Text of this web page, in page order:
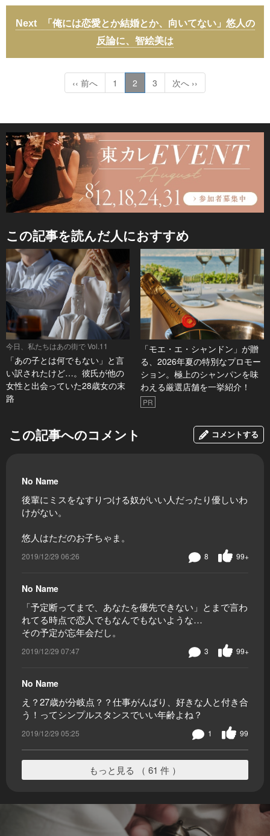
「俺には恋愛とか結婚とか、向いてない」悠人の
反論に、智絵美は
‹‹ 前へ 1 2 3 次へ ››
この記事を読んだ人におすすめ
今日、私たちはあの街で Vol.11
「あの子とは何でもない」と言
い訳されたけど…。彼氏が他の
女性と出会っていた28歳女の末
路
「モエ・エ・シャンドン」が贈
る、2026年夏の特別なプロモー
ション。極上のシャンパンを味
わえる厳選店舗を一挙紹介！
PR
この記事へのコメント コメントする
No Name
後輩にミスをなすりつける奴がいい人だったり優しいわ
けがない。
悠人はただのお子ちゃま。
2019/12/29 06:26 99+
8
No Name
「予定断ってまで、あなたを優先できない」とまで言わ
れてる時点で恋人でもなんでもないような…
その予定が忘年会だし。
2019/12/29 07:47 99+
3
No Name
え？27歳が分岐点？？仕事がんばり、好きな人と付き合
う！ってシンプルスタンスでいい年齢よね？
2019/12/29 05:25 99
1
もっと見る （ 61 件 ）